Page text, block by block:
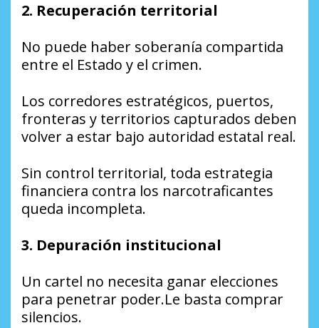
2. Recuperación territorial
No puede haber soberanía compartida
entre el Estado y el crimen.
Los corredores estratégicos, puertos,
fronteras y territorios capturados deben
volver a estar bajo autoridad estatal real.
Sin control territorial, toda estrategia
financiera contra los narcotraficantes
queda incompleta.
3. Depuración institucional
Un cartel no necesita ganar elecciones
para penetrar poder.Le basta comprar
silencios.